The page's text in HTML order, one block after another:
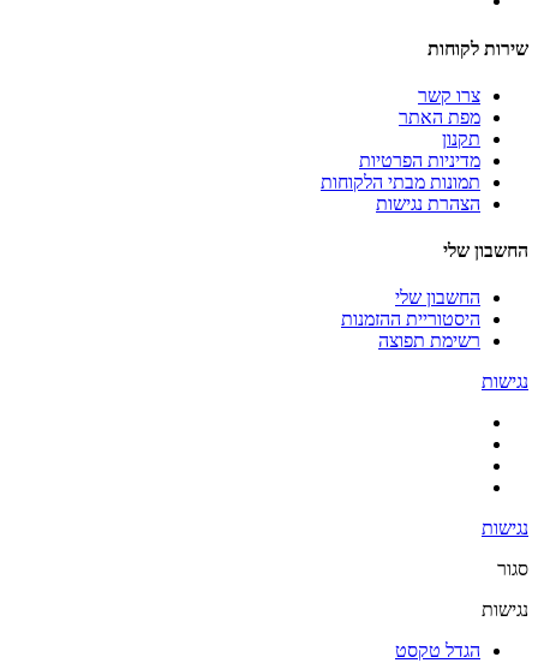
שירות לקוחות
צרו קשר
מפת האתר
תקנון
מדיניות הפרטיות
תמונות מבתי הלקוחות
הצהרת נגישות
החשבון שלי
החשבון שלי
היסטוריית ההזמנות
רשימת תפוצה
נגישות
נגישות
סגור
נגישות
הגדל טקסט